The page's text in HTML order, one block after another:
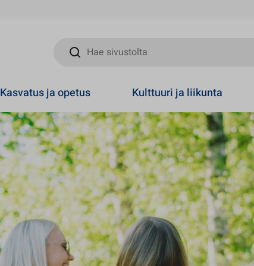
Hae sivustolta
Kasvatus ja opetus Kulttuuri ja liikunta